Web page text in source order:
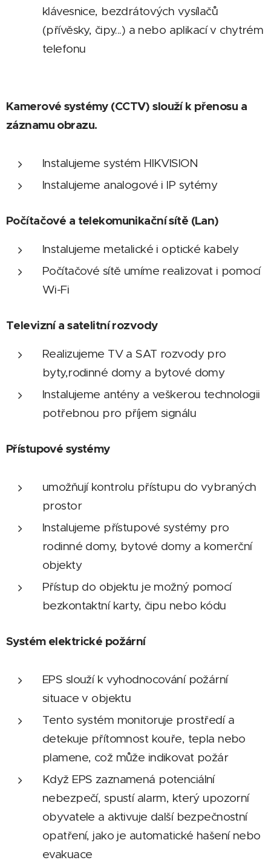
klávesnice, bezdrátových vysílačů
(přívěsky, čipy...) a nebo aplikací v chytrém
telefonu
Kamerové systémy (CCTV) slouží k přenosu a
záznamu obrazu.
Instalujeme systém HIKVISION
Instalujeme analogové i IP sytémy
Počítačové a telekomunikační sítě (Lan)
Instalujeme metalické i optické kabely
Počítačové sítě umíme realizovat i pomocí
Wi-Fi
Televizní a satelitní rozvody
Realizujeme TV a SAT rozvody pro
byty,rodinné domy a bytové domy
Instalujeme antény a veškerou technologii
potřebnou pro příjem signálu
Přístupové systémy
umožňují kontrolu přístupu do vybraných
prostor
Instalujeme přístupové systémy pro
rodinné domy, bytové domy a komerční
objekty
Přístup do objektu je možný pomocí
bezkontaktní karty, čipu nebo kódu
Systém elektrické požární
EPS slouží k vyhodnocování požární
situace v objektu
Tento systém monitoruje prostředí a
detekuje přítomnost kouře, tepla nebo
plamene, což může indikovat požár
Když EPS zaznamená potenciální
nebezpečí, spustí alarm, který upozorní
obyvatele a aktivuje další bezpečnostní
opatření, jako je automatické hašení nebo
evakuace